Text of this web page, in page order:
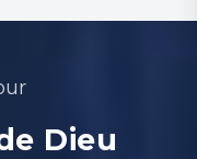
Dieu